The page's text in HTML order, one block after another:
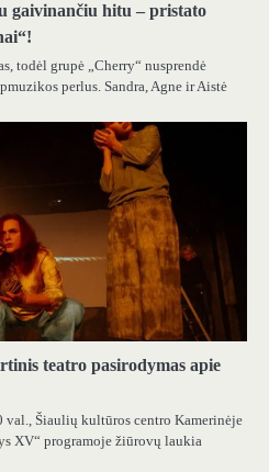
gaivinančiu hitu – pristato
todėl grupė „Cherry“ nusprendė
perlus. Sandra, Agne ir Aistė
teatro pasirodymas apie
Šiaulių kultūros centro Kamerinėje
XV“ programoje žiūrovų laukia